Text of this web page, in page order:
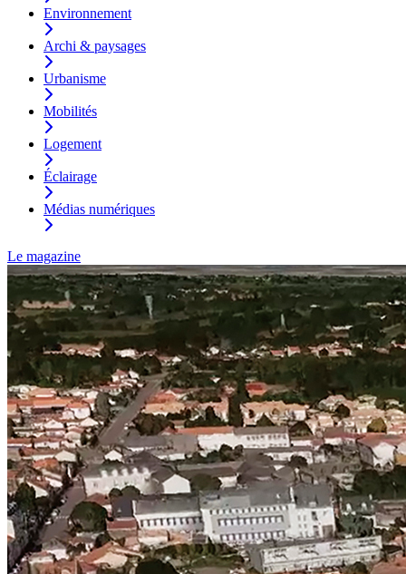
Environnement
Archi & paysages
Urbanisme
Mobilités
Logement
Éclairage
Médias numériques
Le magazine